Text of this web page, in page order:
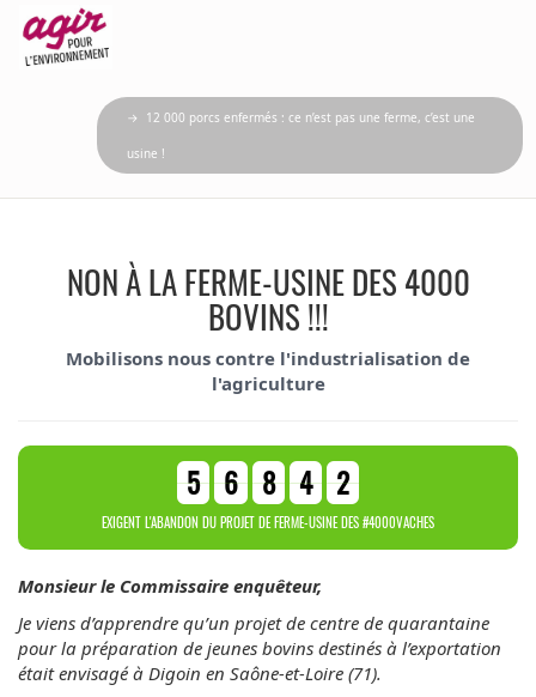
→ 12 000 porcs enfermés : ce n’est pas une ferme, c’est une
usine !
NON À LA FERME-USINE DES 4000
BOVINS !!!
Mobilisons nous contre l'industrialisation de
l'agriculture
5 6 8 4 2
EXIGENT L'ABANDON DU PROJET DE FERME-USINE DES #4000VACHES
Monsieur le Commissaire enquêteur,
Je viens d’apprendre qu’un projet de centre de quarantaine
pour la préparation de jeunes bovins destinés à l’exportation
était envisagé à Digoin en Saône-et-Loire (71).